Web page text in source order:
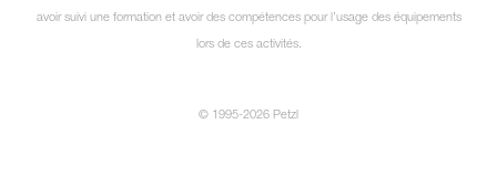
avoir suivi une formation et avoir des compétences pour l’usage des équipements
lors de ces activités.
© 1995-2026 Petzl